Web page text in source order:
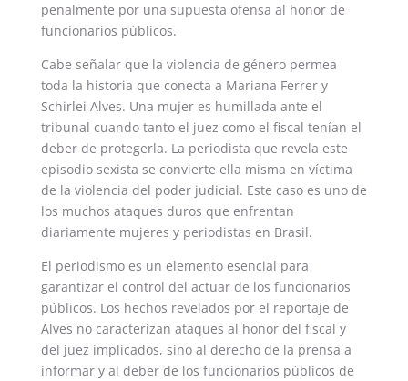
penalmente por una supuesta ofensa al honor de
funcionarios públicos.
Cabe señalar que la violencia de género permea
toda la historia que conecta a Mariana Ferrer y
Schirlei Alves. Una mujer es humillada ante el
tribunal cuando tanto el juez como el fiscal tenían el
deber de protegerla. La periodista que revela este
episodio sexista se convierte ella misma en víctima
de la violencia del poder judicial. Este caso es uno de
los muchos ataques duros que enfrentan
diariamente mujeres y periodistas en Brasil.
El periodismo es un elemento esencial para
garantizar el control del actuar de los funcionarios
públicos. Los hechos revelados por el reportaje de
Alves no caracterizan ataques al honor del fiscal y
del juez implicados, sino al derecho de la prensa a
informar y al deber de los funcionarios públicos de